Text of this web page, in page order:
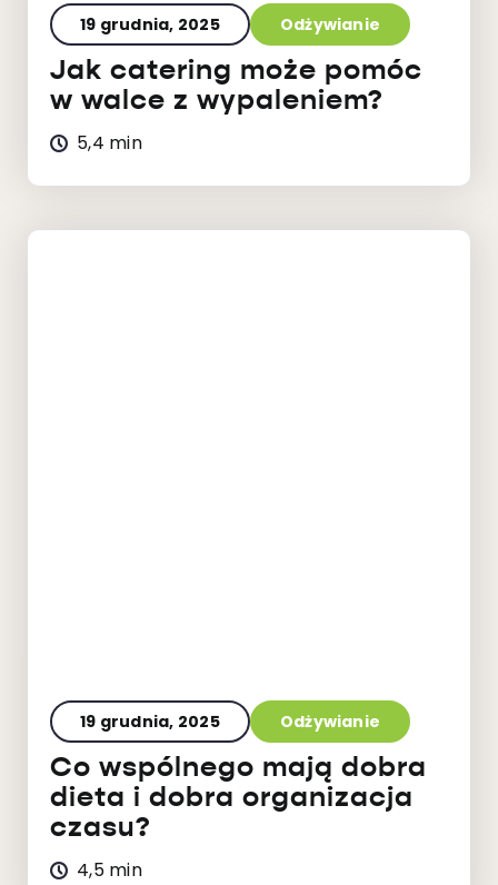
19 grudnia, 2025 Odżywianie
Jak catering może pomóc
w walce z wypaleniem?
5,4 min
19 grudnia, 2025 Odżywianie
Co wspólnego mają dobra
dieta i dobra organizacja
czasu?
4,5 min